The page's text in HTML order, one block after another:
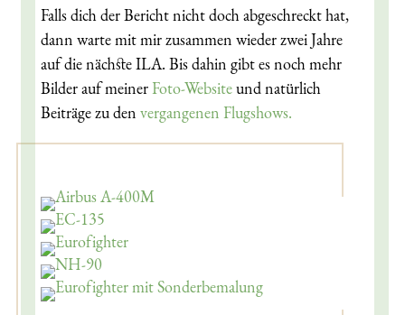
Falls dich der Bericht nicht doch abgeschreckt hat,
dann warte mit mir zusammen wieder zwei Jahre
auf die nächste ILA. Bis dahin gibt es noch mehr
Bilder auf meinerFoto-Websiteund natürlich
Beiträge zu den vergangenen Flugshows.